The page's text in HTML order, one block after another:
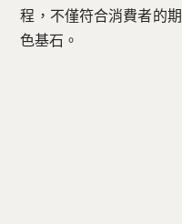
程，不僅符合消費者的
色基石。